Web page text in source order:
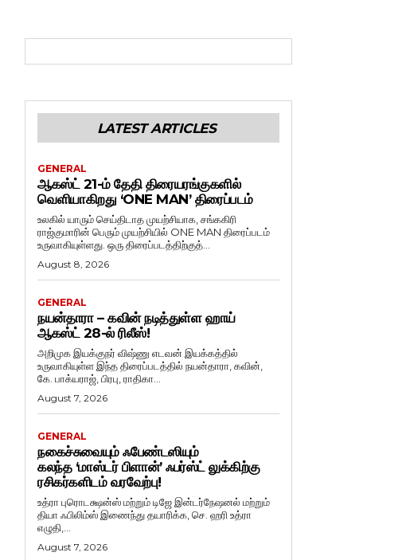
LATEST ARTICLES
GENERAL
ஆகஸ்ட் 21-ம் தேதி திரையரங்குகளில்
வெளியாகிறது ‘ONE MAN’ திரைப்படம்
உலகில் யாரும் செய்திடாத முயற்சியாக, சங்ககிரி
ராஜ்குமாரின் பெரும் முயற்சியில் ONE MAN திரைப்படம்
உருவாகியுள்ளது. ஒரு திரைப்படத்திற்குத்...
August 8, 2026
GENERAL
நயன்தாரா – கவின் நடித்துள்ள ஹாய்
ஆகஸ்ட் 28-ல் ரிலீஸ்!
அறிமுக இயக்குநர் விஷ்ணு எடவன் இயக்கத்தில்
உருவாகியுள்ள இந்த திரைப்படத்தில் நயன்தாரா, கவின்,
கே. பாக்யராஜ், பிரபு, ராதிகா...
August 7, 2026
GENERAL
நகைச்சுவையும் ஃபேண்டஸியும்
கலந்த ‘மாஸ்டர் பிளான்’ ஃபர்ஸ்ட் லுக்கிற்கு
ரசிகர்களிடம் வரவேற்பு!
உத்ரா புரொடக்ஷன்ஸ் மற்றும் டிஜே இன்டர்நேஷனல் மற்றும்
தியா ஃபிலிம்ஸ் இணைந்து தயாரிக்க, செ. ஹரி உத்ரா
எழுதி,...
August 7, 2026